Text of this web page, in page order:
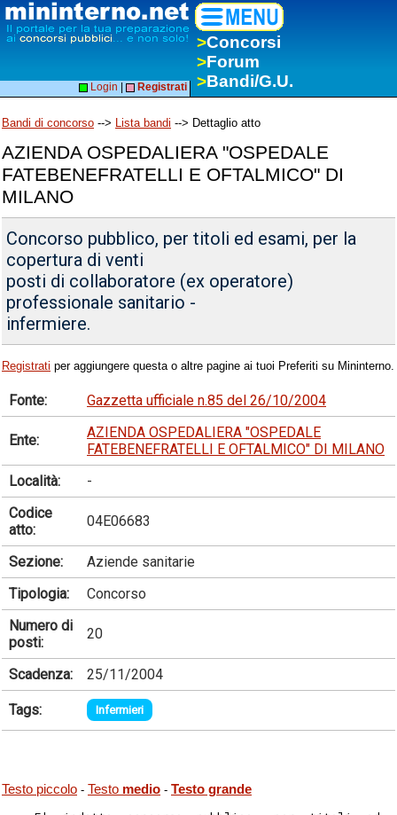
>Concorsi
>Forum
>Bandi/G.U.
Login Registrati
Bandi di concorso --> Lista bandi --> Dettaglio atto
AZIENDA OSPEDALIERA "OSPEDALE
FATEBENEFRATELLI E OFTALMICO" DI
MILANO
Concorso pubblico, per titoli ed esami, per la
copertura di venti
posti di collaboratore (ex operatore)
professionale sanitario -
infermiere.
Registrati per aggiungere questa o altre pagine ai tuoi Preferiti su Mininterno.
Fonte: Gazzetta ufficiale n.85 del 26/10/2004
Ente:
AZIENDA OSPEDALIERA "OSPEDALE
FATEBENEFRATELLI E OFTALMICO" DI MILANO
Località:
-
Codice
atto:
04E06683
Sezione:
Aziende sanitarie
Tipologia:
Concorso
Numero di
posti:
20
Scadenza: 25/11/2004
Tags: Infermieri
Testo piccolo - Testo medio - Testo grande